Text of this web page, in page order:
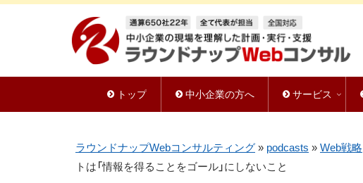
トップ 中小企業の方へ サービス
ラウンドナップWebコンサルティング » podcasts » Web戦略
トは「情報を得ることをゴール」にしないこと